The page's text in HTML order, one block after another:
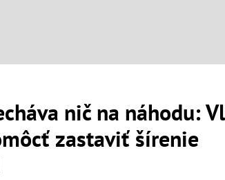
nič na náhodu:
zastaviť šírenie